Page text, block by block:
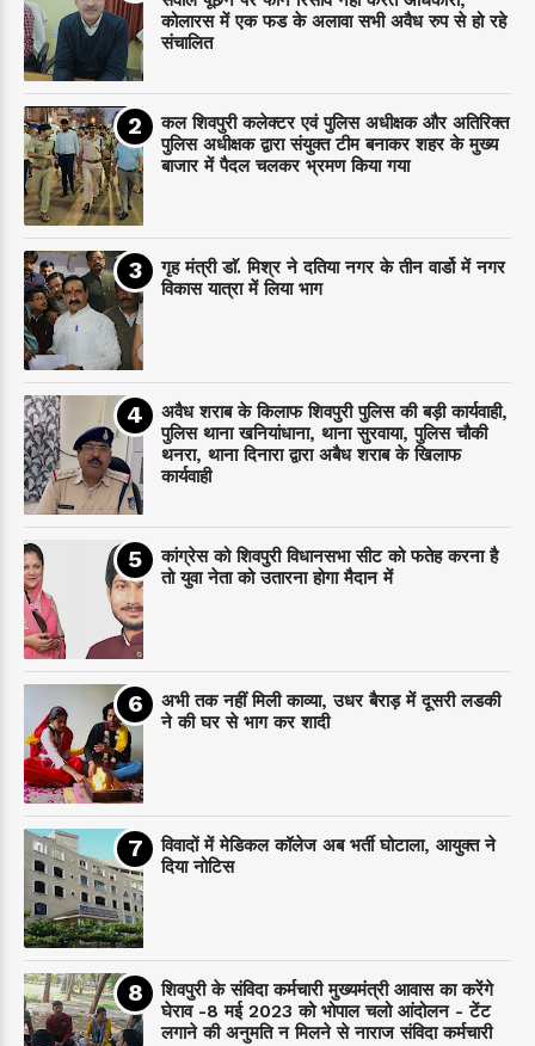
कोलारस में एक फड के अलावा सभी अवैध रुप से हो रहे
संचालित
कल शिवपुरी कलेक्टर एवं पुलिस अधीक्षक और अतिरिक्त
पुलिस अधीक्षक द्वारा संयुक्त टीम बनाकर शहर के मुख्य
बाजार में पैदल चलकर भ्रमण किया गया
गृह मंत्री डाॅ. मिश्र ने दतिया नगर के तीन वार्डो में नगर
विकास यात्रा में लिया भाग
अवैध शराब के किलाफ शिवपुरी पुलिस की बड़ी कार्यवाही,
पुलिस थाना खनियांधाना, थाना सुरवाया, पुलिस चौकी
थनरा, थाना दिनारा द्वारा अबैध शराब के खिलाफ
कार्यवाही
कांग्रेस को शिवपुरी विधानसभा सीट को फतेह करना है
तो युवा नेता को उतारना होगा मैदान में
अभी तक नहीं मिली काव्या, उधर बैराड़ में दूसरी लडकी
ने की घर से भाग कर शादी
विवादों में मेडिकल कॉलेज अब भर्ती घोटाला, आयुक्त ने
दिया नोटिस
शिवपुरी के संविदा कर्मचारी मुख्यमंत्री आवास का करेंगे
घेराव -8 मई 2023 को भोपाल चलो आंदोलन - टेंट
लगाने की अनुमति न मिलने से नाराज संविदा कर्मचारी